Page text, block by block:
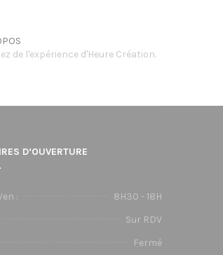
de l'expérience d'Heure Création.
D’OUVERTURE
:
8H30 - 18H
Sur RDV
Fermé